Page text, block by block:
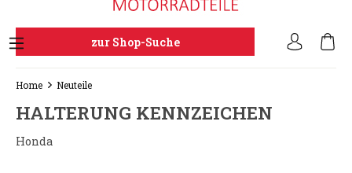
zur Shop-Suche
Home Neuteile
HALTERUNG KENNZEICHEN
Honda